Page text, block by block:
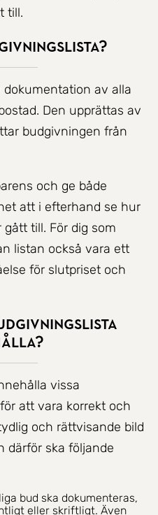
till.
av alla
Den upprättas av
budgivningen från
och ge både
att i efterhand se hur
till. För dig som
listan också vara ett
för slutpriset och
vissa
att vara korrekt och
och rättvisande bild
därför ska följande
bud ska dokumenteras,
eller skriftligt. Även